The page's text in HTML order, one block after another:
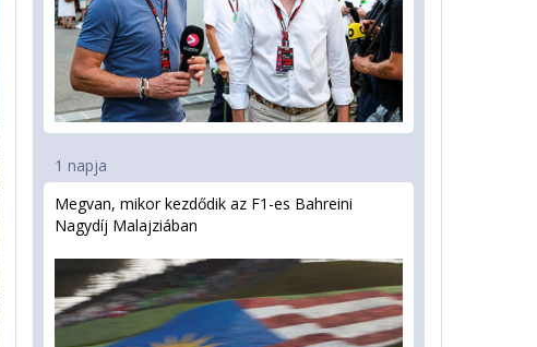
1 napja
Megvan, mikor kezdődik az F1-es Bahreini
Nagydíj Malajziában